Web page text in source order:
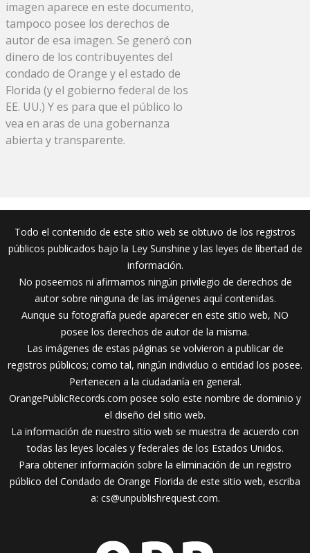
imagen aparece en este documento,
tampoco posee los derechos de
autor de esa imagen. Se generó con
dinero de los contribuyentes del
condado de Orange y el estado de
Florida (y el gobierno federal de los
EE. UU.) Y es para que el público lo
vea en aras de una gobernanza
abierta y transparente.
Todo el contenido de este sitio web se obtuvo de los registros
públicos publicados bajo la Ley Sunshine y las leyes de libertad de
información.
No poseemos ni afirmamos ningún privilegio de derechos de
autor sobre ninguna de las imágenes aquí contenidas.
Aunque su fotografía puede aparecer en este sitio web, NO
posee los derechos de autor de la misma.
Las imágenes de estas páginas se volvieron a publicar de
registros públicos; como tal, ningún individuo o entidad los posee.
Pertenecen a la ciudadanía en general.
OrangePublicRecords.com posee solo este nombre de dominio y
el diseño del sitio web.
La información de nuestro sitio web se muestra de acuerdo con
todas las leyes locales y federales de los Estados Unidos.
Para obtener información sobre la eliminación de un registro
público del Condado de Orange Florida de este sitio web, escriba
a: cs@unpublishrequest.com.